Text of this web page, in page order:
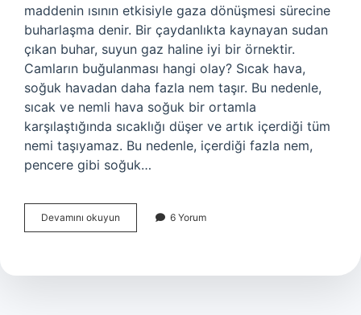
maddenin ısının etkisiyle gaza dönüşmesi sürecine
buharlaşma denir. Bir çaydanlıkta kaynayan sudan
çıkan buhar, suyun gaz haline iyi bir örnektir.
Camların buğulanması hangi olay? Sıcak hava,
soğuk havadan daha fazla nem taşır. Bu nedenle,
sıcak ve nemli hava soğuk bir ortamla
karşılaştığında sıcaklığı düşer ve artık içerdiği tüm
nemi taşıyamaz. Bu nedenle, içerdiği fazla nem,
pencere gibi soğuk…
Devamını okuyun Buğulanma
Olayı
6 Yorum